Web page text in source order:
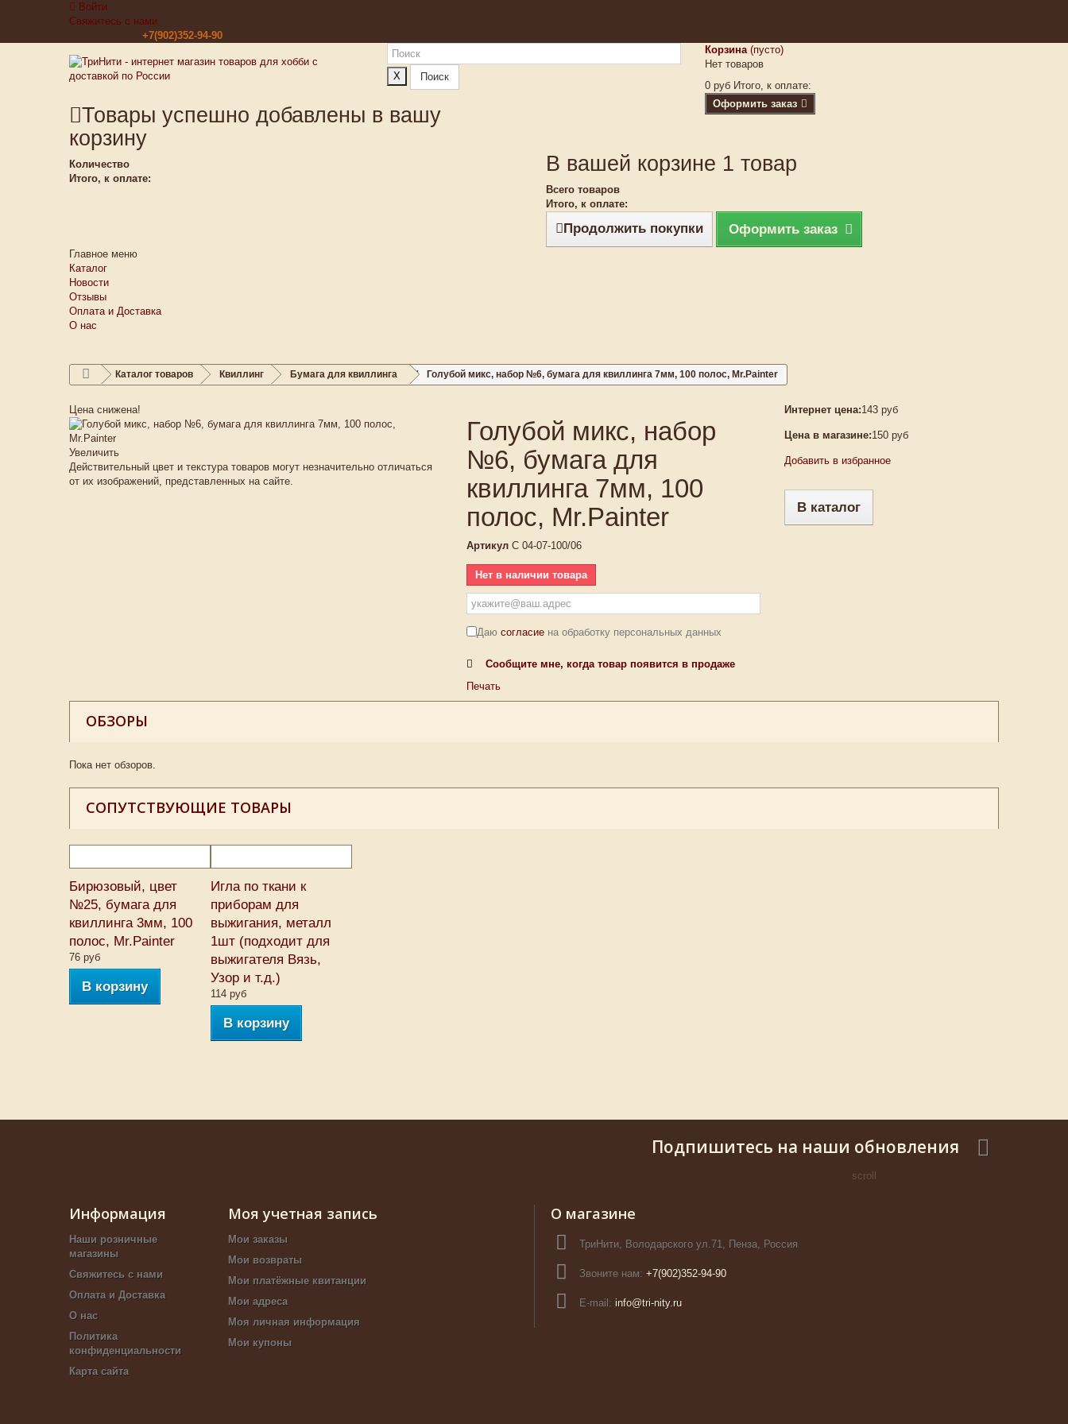
Войти
Свяжитесь с нами
+7(902)352-94-90
X Поиск
Корзина (пусто)
Нет товаров
0 руб Итого, к оплате:
Оформить заказ
Товары успешно добавлены в вашу
корзину
Количество
Итого, к оплате:
В вашей корзине 1 товар
Всего товаров
Итого, к оплате:
Продолжить покупки Оформить заказ
Главное меню
Каталог
Новости
Отзывы
Оплата и Доставка
О нас
Каталог товаров Квиллинг Бумага для квиллинга Голубой микс, набор №6, бумага для квиллинга 7мм, 100 полос, Mr.Painter
Цена снижена!
Увеличить
Действительный цвет и текстура товаров могут незначительно отличаться
от их изображений, представленных на сайте.
Голубой микс, набор
№6, бумага для
квиллинга 7мм, 100
полос, Mr.Painter
Артикул C 04-07-100/06
Нет в наличии товара
Даю согласие на обработку персональных данных
Сообщите мне, когда товар появится в продаже
Печать
Интернет цена:143 руб
Цена в магазине:150 руб
Добавить в избранное
В каталог
ОБЗОРЫ
Пока нет обзоров.
СОПУТСТВУЮЩИЕ ТОВАРЫ
Бирюзовый, цвет
№25, бумага для
квиллинга 3мм, 100
полос, Mr.Painter
76 руб
В корзину
Игла по ткани к
приборам для
выжигания, металл
1шт (подходит для
выжигателя Вязь,
Узор и т.д.)
114 руб
В корзину
Подпишитесь на наши обновления
Информация
Наши розничные
магазины
Свяжитесь с нами
Оплата и Доставка
О нас
Политика
конфиденциальности
Карта сайта
Моя учетная запись
Мои заказы
Мои возвраты
Мои платёжные квитанции
Мои адреса
Моя личная информация
Мои купоны
О магазине
ТриНити, Володарского ул.71, Пенза, Россия
Звоните нам: +7(902)352-94-90
E-mail: info@tri-nity.ru
scroll